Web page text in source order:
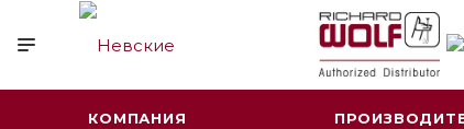
КОМПАНИЯ